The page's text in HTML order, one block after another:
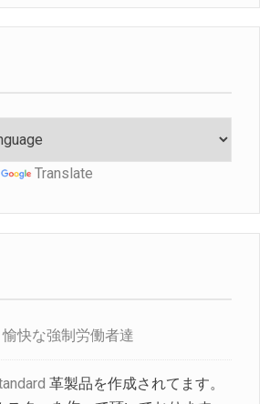
Translate
快な強制労働者達
革製品を作成されてます。